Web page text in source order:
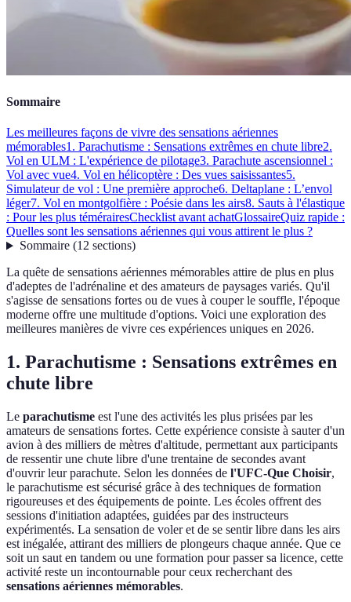
Sommaire
Les meilleures façons de vivre des sensations aériennes
mémorables1. Parachutisme : Sensations extrêmes en chute libre2.
Vol en ULM : L'expérience de pilotage3. Parachute ascensionnel :
Vol avec vue4. Vol en hélicoptère : Des vues saisissantes5.
Simulateur de vol : Une première approche6. Deltaplane : L’envol
léger7. Vol en montgolfière : Poésie dans les airs8. Sauts à l'élastique
: Pour les plus témérairesChecklist avant achatGlossaireQuiz rapide :
Quelles sont les sensations aériennes qui vous attirent le plus ?
Sommaire(12 sections)
La quête de sensations aériennes mémorables attire de plus en plus
d'adeptes de l'adrénaline et des amateurs de paysages variés. Qu'il
s'agisse de sensations fortes ou de vues à couper le souffle, l'époque
moderne offre une multitude d'options. Voici une exploration des
meilleures manières de vivre ces expériences uniques en 2026.
1. Parachutisme : Sensations extrêmes en
chute libre
Le parachutisme est l'une des activités les plus prisées par les
amateurs de sensations fortes. Cette expérience consiste à sauter d'un
avion à des milliers de mètres d'altitude, permettant aux participants
de ressentir une chute libre d'une trentaine de secondes avant
d'ouvrir leur parachute. Selon les données de l'UFC-Que Choisir,
le parachutisme est sécurisé grâce à des techniques de formation
rigoureuses et des équipements de pointe. Les écoles offrent des
sessions d'initiation adaptées, guidées par des instructeurs
expérimentés. La sensation de voler et de se sentir libre dans les airs
est inégalée, attirant des milliers de plongeurs chaque année. Que ce
soit un saut en tandem ou une formation pour passer sa licence, cette
activité reste un incontournable pour ceux recherchant des
sensations aériennes mémorables.